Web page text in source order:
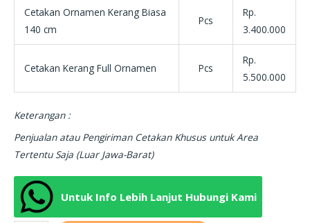
Cetakan Ornamen Kerang Biasa
140 cm
Pcs
Rp.
3.400.000
Cetakan Kerang Full Ornamen Pcs
Rp.
5.500.000
Keterangan :
Penjualan atau Pengiriman Cetakan Khusus untuk Area
Tertentu Saja (Luar Jawa-Barat)
Untuk Info Lebih Lanjut Hubungi Kami